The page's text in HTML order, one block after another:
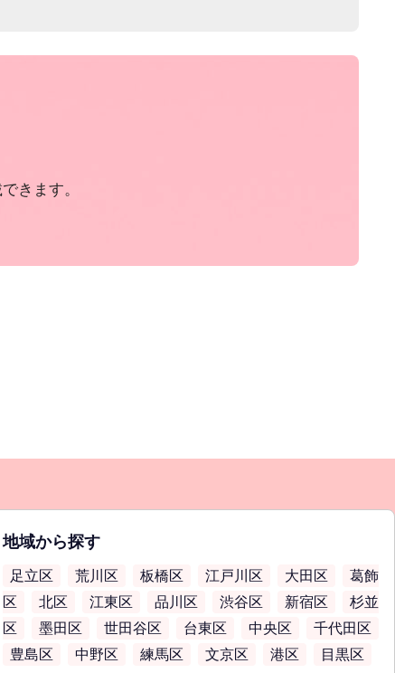
きます。
地域から探す
足立区 荒川区 板橋区 江戸川区 大田区
葛飾
区
北区 江東区 品川区 渋谷区 新宿区
杉並
区
墨田区 世田谷区 台東区 中央区
千代田区
豊島区
中野区 練馬区 文京区 港区 目黒区